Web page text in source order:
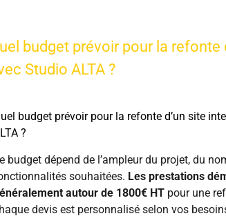
budget prévoir pour la refonte
Studio ALTA ?
budget prévoir pour la refonte d’un site
?
budget dépend de l’ampleur du projet, du
souhaitées. Les prestations
autour de 1800€ HT pour une
devis est personnalisé selon vos